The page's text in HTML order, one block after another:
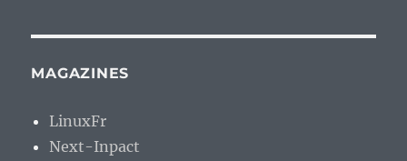
MAGAZINES
LinuxFr
Next-Inpact